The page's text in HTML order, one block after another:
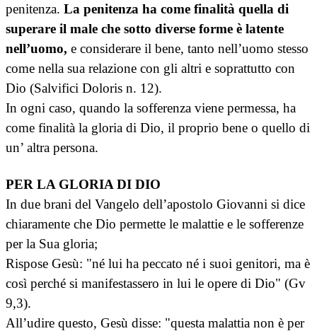
penitenza. La penitenza ha come finalità quella di
superare il male che sotto diverse forme è latente
nell’uomo, e considerare il bene, tanto nell’uomo stesso
come nella sua relazione con gli altri e soprattutto con
Dio (Salvifici Doloris n. 12).
In ogni caso, quando la sofferenza viene permessa, ha
come finalità la gloria di Dio, il proprio bene o quello di
un’ altra persona.
PER LA GLORIA DI DIO
In due brani del Vangelo dell’apostolo Giovanni si dice
chiaramente che Dio permette le malattie e le sofferenze
per la Sua gloria;
Rispose Gesù: "né lui ha peccato né i suoi genitori, ma è
così perché si manifestassero in lui le opere di Dio" (Gv
9,3).
All’udire questo, Gesù disse: "questa malattia non è per